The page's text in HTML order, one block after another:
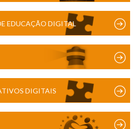
EDUCAÇÃO DIGITAL
DIGITAIS